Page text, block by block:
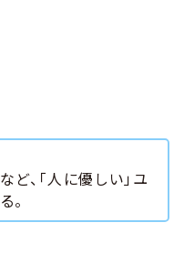
、「人に優しい」ユ
。